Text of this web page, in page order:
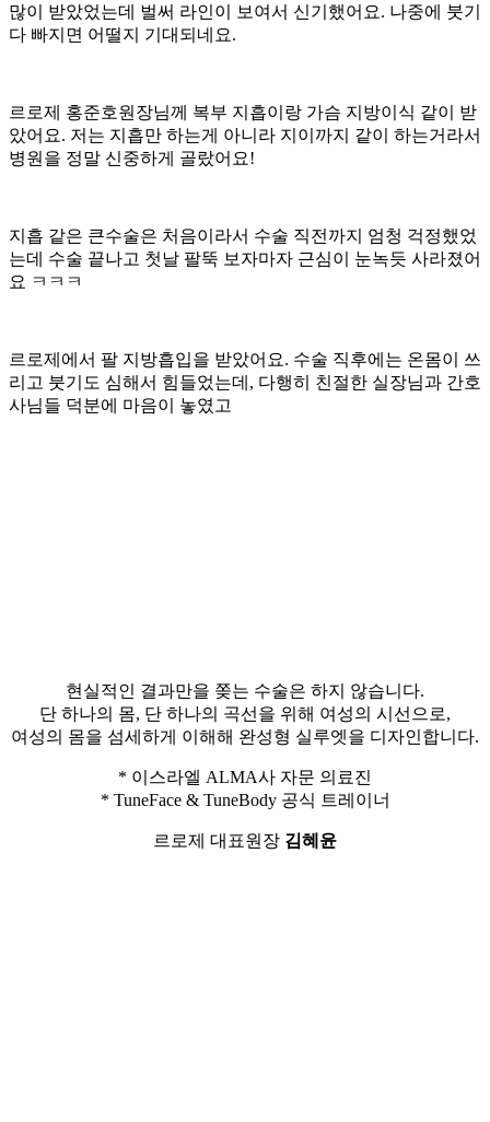
많이 받았었는데 벌써 라인이 보여서 신기했어요. 나중에 붓기
다 빠지면 어떨지 기대되네요.
르로제 홍준호원장님께 복부 지흡이랑 가슴 지방이식 같이 받
았어요. 저는 지흡만 하는게 아니라 지이까지 같이 하는거라서
병원을 정말 신중하게 골랐어요!
지흡 같은 큰수술은 처음이라서 수술 직전까지 엄청 걱정했었
는데 수술 끝나고 첫날 팔뚝 보자마자 근심이 눈녹듯 사라졌어
요 ㅋㅋㅋ
르로제에서 팔 지방흡입을 받았어요. 수술 직후에는 온몸이 쓰
리고 붓기도 심해서 힘들었는데, 다행히 친절한 실장님과 간호
사님들 덕분에 마음이 놓였고
현실적인 결과만을 쫒는 수술은 하지 않습니다.
단 하나의 몸, 단 하나의 곡선을 위해 여성의 시선으로,
여성의 몸을 섬세하게 이해해 완성형 실루엣을 디자인합니다.
* 이스라엘 ALMA사 자문 의료진
* TuneFace & TuneBody 공식 트레이너
르로제 대표원장 김혜윤